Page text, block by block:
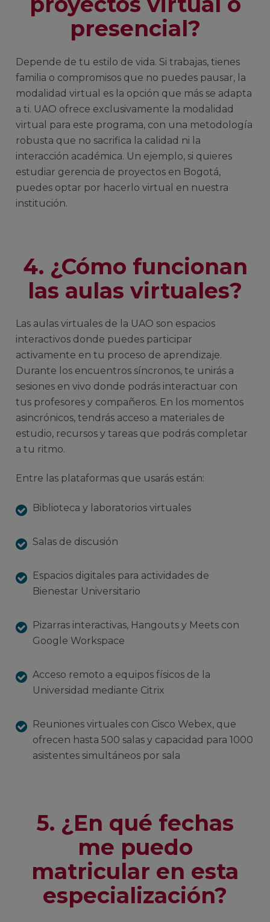
presencial?
Depende de tu estilo de vida. Si trabajas, tienes
familia o compromisos que no puedes pausar, la
modalidad virtual es la opción que más se adapta
a ti. UAO ofrece exclusivamente la modalidad
virtual para este programa, con una metodología
robusta que no sacrifica la calidad ni la
interacción académica. Un ejemplo, si quieres
estudiar gerencia de proyectos en Bogotá,
puedes optar por hacerlo virtual en nuestra
institución.
4. ¿Cómo funcionan
las aulas virtuales?
Las aulas virtuales de la UAO son espacios
interactivos donde puedes participar
activamente en tu proceso de aprendizaje.
Durante los encuentros síncronos, te unirás a
sesiones en vivo donde podrás interactuar con
tus profesores y compañeros. En los momentos
asincrónicos, tendrás acceso a materiales de
estudio, recursos y tareas que podrás completar
a tu ritmo.
Entre las plataformas que usarás están:
Biblioteca y laboratorios virtuales
Salas de discusión
Espacios digitales para actividades de
Bienestar Universitario
Pizarras interactivas, Hangouts y Meets con
Google Workspace
Acceso remoto a equipos físicos de la
Universidad mediante Citrix
Reuniones virtuales con Cisco Webex, que
ofrecen hasta 500 salas y capacidad para 1000
asistentes simultáneos por sala
5. ¿En qué fechas
me puedo
matricular en esta
especialización?